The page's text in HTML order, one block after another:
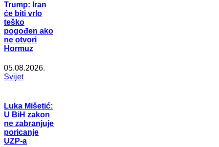
Trump: Iran
će biti vrlo
teško
pogođen ako
ne otvori
Hormuz
05.08.2026.
Svijet
Luka Mišetić:
U BiH zakon
ne zabranjuje
poricanje
UZP-a